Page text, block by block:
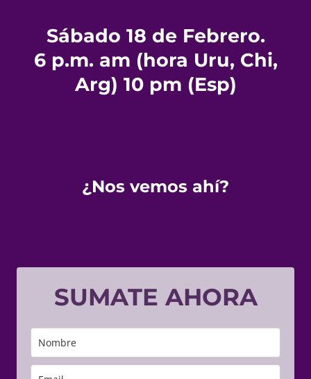
Sábado 18 de Febrero.
6 p.m. am (hora Uru, Chi,
Arg) 10 pm (Esp)
¿Nos vemos ahí?
SUMATE AHORA